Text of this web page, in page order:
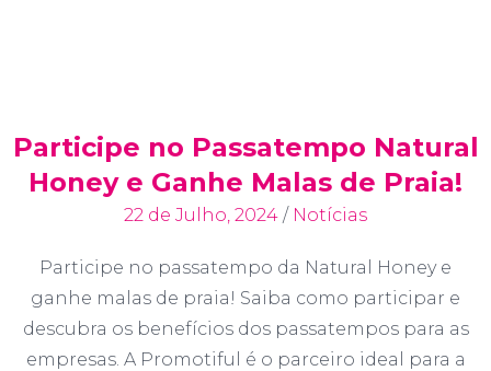
Participe no Passatempo Natural
Honey e Ganhe Malas de Praia!
22 de Julho, 2024 / Notícias
Participe no passatempo da Natural Honey e
ganhe malas de praia! Saiba como participar e
descubra os benefícios dos passatempos para as
empresas. A Promotiful é o parceiro ideal para a